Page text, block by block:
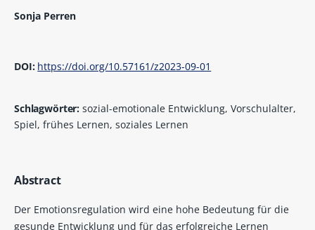
Sonja Perren
DOI: https://doi.org/10.57161/z2023-09-01
Schlagwörter:sozial-emotionale Entwicklung, Vorschulalter,
Spiel, frühes Lernen, soziales Lernen
Abstract
Der Emotionsregulation wird eine hohe Bedeutung für die
gesunde Entwicklung und für das erfolgreiche Lernen